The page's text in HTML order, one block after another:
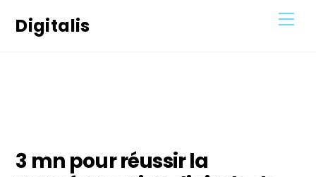
Digitalis
3 mn pour réussir la